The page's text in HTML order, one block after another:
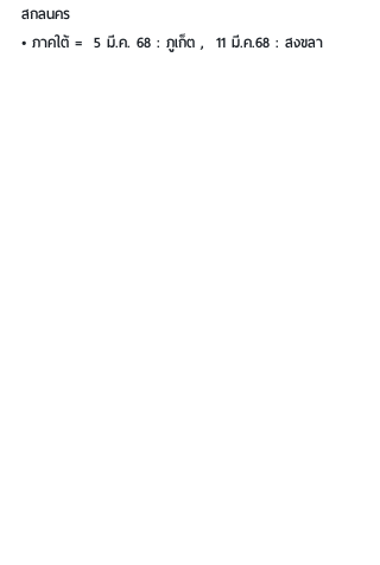
สกลนคร
• ภาคใต้ =  5 มี.ค. 68 : ภูเก็ต ,  11 มี.ค.68 : สงขลา